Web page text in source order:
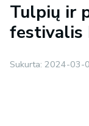
Tulpių ir
festivalis
Sukurta: 2024-03-